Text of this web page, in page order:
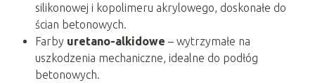
silikonowej i kopolimeru akrylowego, doskonałe do
ścian betonowych.
Farby uretano-alkidowe – wytrzymałe na
uszkodzenia mechaniczne, idealne do podłóg
betonowych.